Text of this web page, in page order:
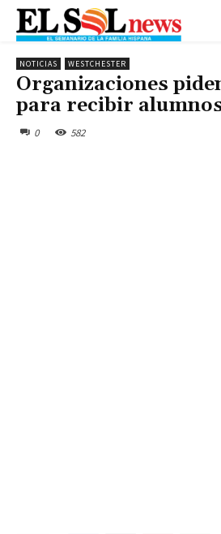
NOTICIAS WESTCHESTER
Organizaciones
para recibir
0 582